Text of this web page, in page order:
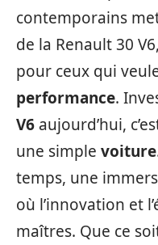
contemporains
de la Renault 30
pour ceux qui
performance.
V6 aujourd’hui,
une simple voiture
temps, une
où l’innovation et
maîtres. Que ce